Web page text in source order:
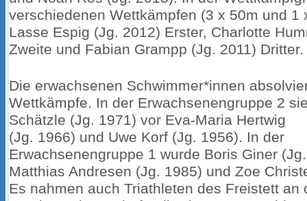
verschiedenen Wettkämpfen (3 x 50m und 1
Lasse Espig (Jg. 2012) Erster, Charlotte
Zweite und Fabian Grampp (Jg. 2011) Dritter.
Die erwachsenen Schwimmer*innen
Wettkämpfe. In der Erwachsenengruppe 2
Schätzle (Jg. 1971) vor Eva-Maria Hertwig
(Jg. 1966) und Uwe Korf (Jg. 1956). In der
Erwachsenengruppe 1 wurde Boris Giner
Matthias Andresen (Jg. 1985) und Zoe
Es nahmen auch Triathleten des Freistett an